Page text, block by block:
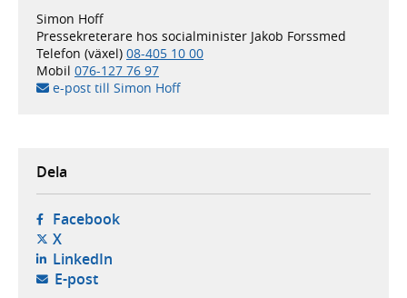
Simon Hoff
Pressekreterare hos socialminister Jakob Forssmed
Telefon (växel) 08-405 10 00
Mobil 076-127 76 97
e-post till Simon Hoff
Dela
Facebook- öppnas i ny flik, extern webbplats,
X- öppnas i ny flik, extern webbplats,
LinkedIn- öppnas i ny flik, extern webbplats,
E-post- öppnar din e-postklient,